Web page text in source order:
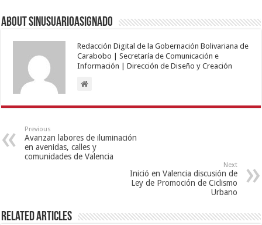
About sinusuarioasignado
Redacción Digital de la Gobernación Bolivariana de
Carabobo | Secretaría de Comunicación e
Información | Dirección de Diseño y Creación
Previous
Avanzan labores de iluminación
en avenidas, calles y
comunidades de Valencia
Next
Inició en Valencia discusión de
Ley de Promoción de Ciclismo
Urbano
Related Articles